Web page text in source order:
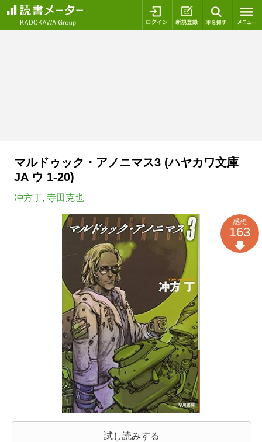
ログイン 新規登録
マルドゥック・アノニマス3 (ハヤカワ文庫
JA ウ 1-20)
冲方丁, 寺田克也
試し読みする
感想
163